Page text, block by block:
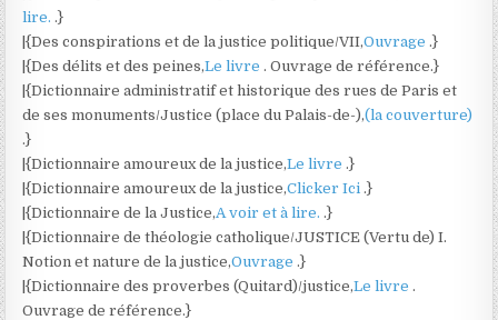
lire. .}
|{Des conspirations et de la justice politique/VII,Ouvrage .}
|{Des délits et des peines,Le livre . Ouvrage de référence.}
|{Dictionnaire administratif et historique des rues de Paris et
de ses monuments/Justice (place du Palais-de-),(la couverture)
.}
|{Dictionnaire amoureux de la justice,Le livre .}
|{Dictionnaire amoureux de la justice,Clicker Ici .}
|{Dictionnaire de la Justice,A voir et à lire. .}
|{Dictionnaire de théologie catholique/JUSTICE (Vertu de) I.
Notion et nature de la justice,Ouvrage .}
|{Dictionnaire des proverbes (Quitard)/justice,Le livre .
Ouvrage de référence.}